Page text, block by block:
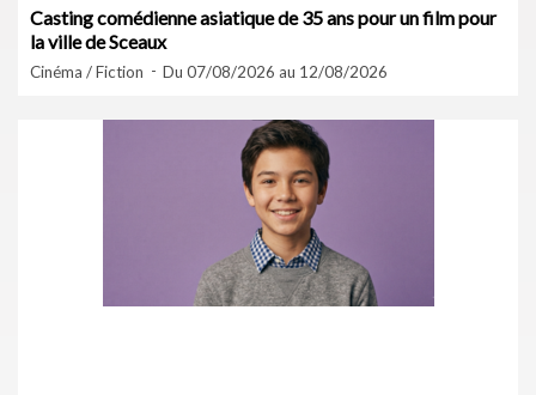
Casting comédienne asiatique de 35 ans pour un film pour
la ville de Sceaux
Cinéma / Fiction Du 07/08/2026 au 12/08/2026